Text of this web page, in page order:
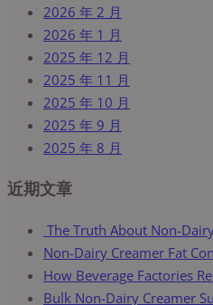
2026 年 2 月
2026 年 1 月
2025 年 12 月
2025 年 11 月
2025 年 10 月
2025 年 9 月
2025 年 8 月
近期文章
The Truth About Non-
Non-Dairy Creamer Fat
How Beverage Factories
Bulk Non-Dairy Creamer